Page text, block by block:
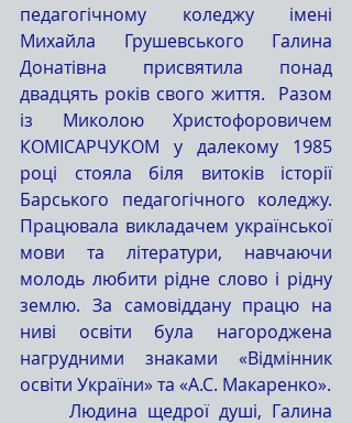
педагогічному коледжу імені
Михайла Грушевського Галина
Донатівна присвятила понад
двадцять років свого життя.  Разом
із Миколою Христофоровичем
КОМІСАРЧУКОМ у далекому 1985
році стояла біля витоків історії
Барського педагогічного коледжу.
Працювала викладачем української
мови та літератури, навчаючи
молодь любити рідне слово і рідну
землю. За самовіддану працю на
ниві освіти була нагороджена
нагрудними знаками «Відмінник
освіти України» та «А.С. Макаренко».